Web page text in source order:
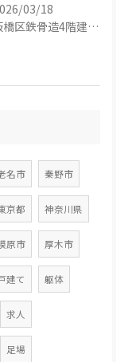
03/18
🚧板橋区鉄骨造4階建て解体工事🚧
名市 秦野市
京都 神奈川県
原市 厚木市
建て 躯体
求人
足場